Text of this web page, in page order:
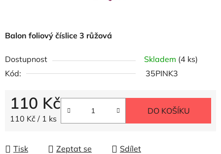
Balon foliový číslice 3 růžová
Dostupnost Skladem (4 ks)
Kód:
35PINK3
110 Kč
Měrná cena:
110 Kč / 1 ks
DO KOŠÍKU
Tisk Zeptat se Sdílet